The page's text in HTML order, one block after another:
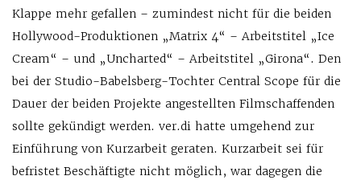
Klappe mehr gefallen – zumindest nicht für die beiden
Hollywood-Produktionen „Matrix 4“ – Arbeitstitel „Ice
Cream“ – und „Uncharted“ – Arbeitstitel „Girona“. Den
bei der Studio-Babelsberg-Tochter Central Scope für die
Dauer der beiden Projekte angestellten Filmschaffenden
sollte gekündigt werden. ver.di hatte umgehend zur
Einführung von Kurzarbeit geraten. Kurzarbeit sei für
befristet Beschäftigte nicht möglich, war dagegen die